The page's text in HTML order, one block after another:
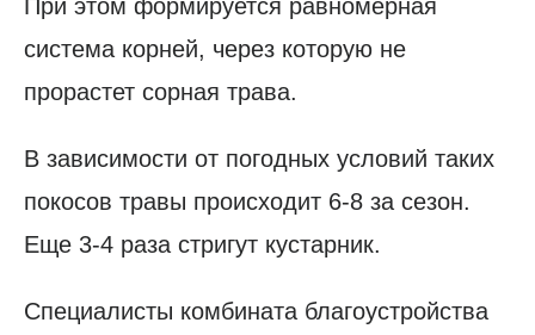
При этом формируется равномерная
система корней, через которую не
прорастет сорная трава.
В зависимости от погодных условий таких
покосов травы происходит 6-8 за сезон.
Еще 3-4 раза стригут кустарник.
Специалисты комбината благоустройства